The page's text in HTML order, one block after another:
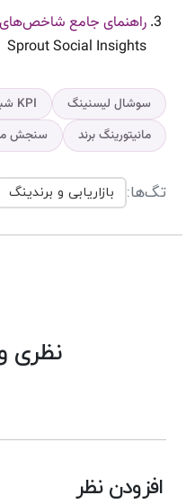
راهنمای جامع
Sprout Social Insights
سوشال لیسنینگ KPI شبکه اجتماعی
مانیتورینگ برند
سنجش
تگ‌ها: بازاریابی و برندینگ
نظری
افزودن نظر